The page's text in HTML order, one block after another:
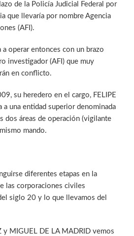
de la Policía Judicial Federal por
que llevaría por nombre Agencia
(AFI).
operar entonces con un brazo
investigador (AFI) que muy
en conflicto.
su heredero en el cargo, FELIPE
a una entidad superior denominada
dos áreas de operación (vigilante
mando.
diferentes etapas en la
las corporaciones civiles
siglo 20 y lo que llevamos del
y MIGUEL DE LA MADRID vemos